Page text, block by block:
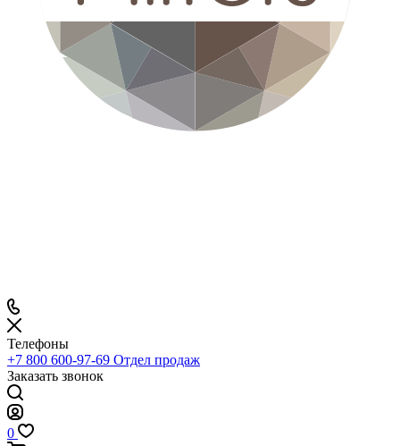
Телефоны
+7 800 600-97-69 Отдел продаж
Заказать звонок
0